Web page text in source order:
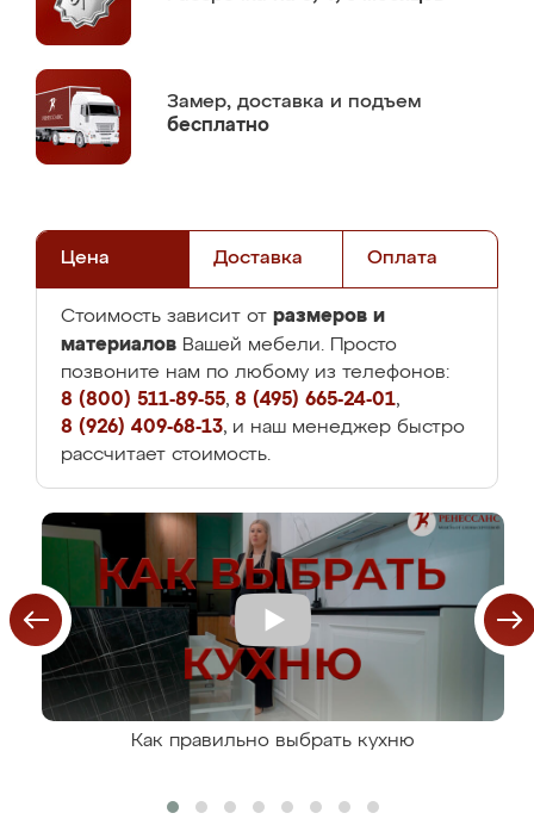
Замер, доставка и подъем
бесплатно
Цена Доставка Оплата
Стоимость зависит от размеров и
материалов Вашей мебели. Просто
позвоните нам по любому из телефонов:
8 (800) 511-89-55, 8 (495) 665-24-01,
8 (926) 409-68-13, и наш менеджер быстро
рассчитает стоимость.
Как правильно выбрать кухню